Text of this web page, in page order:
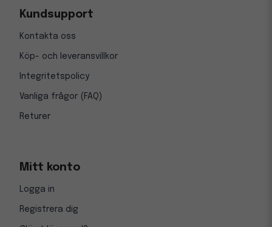
Kundsupport
Kontakta oss
Köp- och leveransvillkor
Integritetspolicy
Vanliga frågor (FAQ)
Returer
Mitt konto
Logga in
Registrera dig